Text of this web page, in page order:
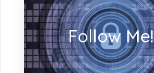
Follow Me!